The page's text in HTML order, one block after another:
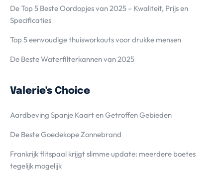
De Top 5 Beste Oordopjes van 2025 – Kwaliteit, Prijs en
Specificaties
Top 5 eenvoudige thuisworkouts voor drukke mensen
De Beste Waterfilterkannen van 2025
Valerie's Choice
Aardbeving Spanje Kaart en Getroffen Gebieden
De Beste Goedekope Zonnebrand
Frankrijk flitspaal krijgt slimme update: meerdere boetes
tegelijk mogelijk